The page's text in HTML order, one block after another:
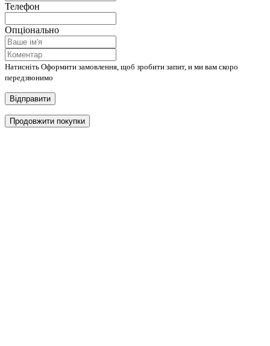
Телефон
Опціонально
Натисніть Оформити замовлення, щоб зробити запит, и ми вам скоро
передзвонимо
Відправити
Продовжити покупки